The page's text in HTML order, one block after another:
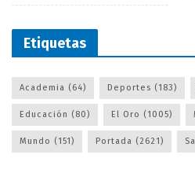
Etiquetas
Academia (64) Deportes (183)
Educación (80) El Oro (1005)
Mundo (151) Portada (2621)